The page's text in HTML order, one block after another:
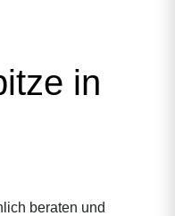
in
beraten und